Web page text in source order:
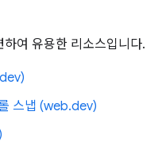
하여 유용한 리소스입니다.
스냅 (web.dev)